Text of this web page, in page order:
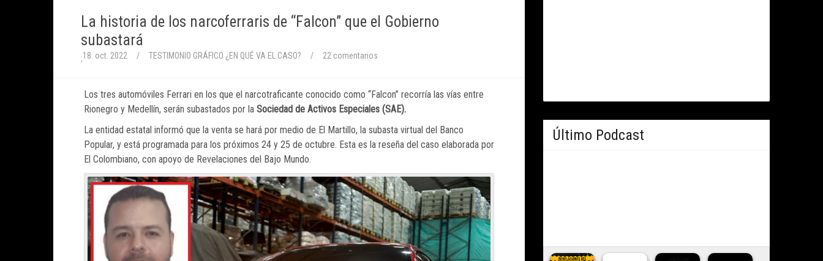
La historia de los narcoferraris de “Falcon” que el Gobierno
subastará
;18. oct. 2022 / TESTIMONIO GRÁFICO ¿EN QUÉ VA EL CASO? / 22 comentarios
Los tres automóviles Ferrari en los que el narcotraficante conocido como “Falcon” recorría las vías entre
Rionegro y Medellín, serán subastados por la Sociedad de Activos Especiales (SAE).
La entidad estatal informó que la venta se hará por medio de El Martillo, la subasta virtual del Banco
Popular, y está programada para los próximos 24 y 25 de octubre. Esta es la reseña del caso elaborada por
El Colombiano, con apoyo de Revelaciones del Bajo Mundo.
Último Podcast